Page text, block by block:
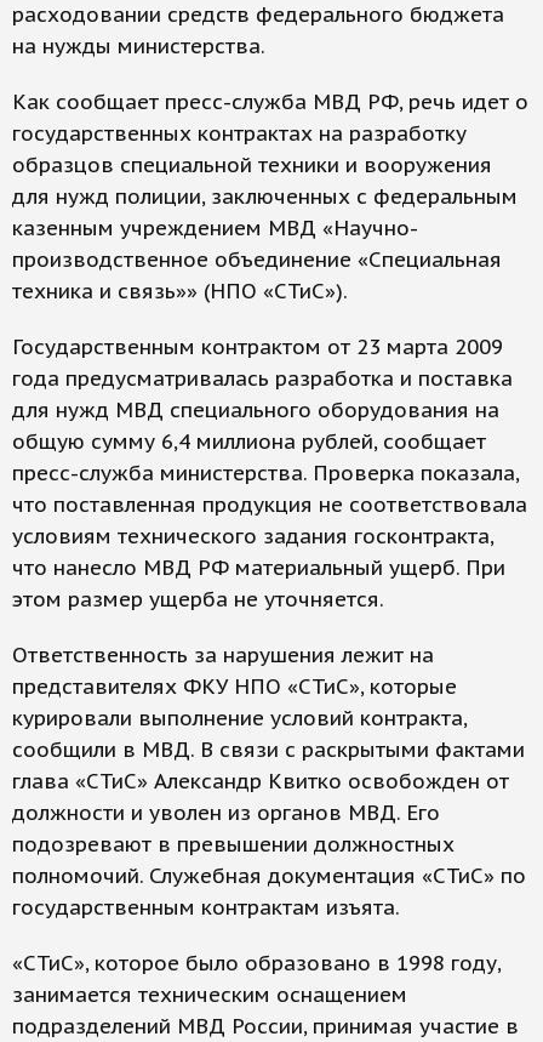
расходовании средств федерального бюджета
на нужды министерства.
Как сообщает пресс-служба МВД РФ, речь идет о
государственных контрактах на разработку
образцов специальной техники и вооружения
для нужд полиции, заключенных с федеральным
казенным учреждением МВД «Научно-
производственное объединение «Специальная
техника и связь»» (НПО «СТиС»).
Государственным контрактом от 23 марта 2009
года предусматривалась разработка и поставка
для нужд МВД специального оборудования на
общую сумму 6,4 миллиона рублей, сообщает
пресс-служба министерства. Проверка показала,
что поставленная продукция не соответствовала
условиям технического задания госконтракта,
что нанесло МВД РФ материальный ущерб. При
этом размер ущерба не уточняется.
Ответственность за нарушения лежит на
представителях ФКУ НПО «СТиС», которые
курировали выполнение условий контракта,
сообщили в МВД. В связи с раскрытыми фактами
глава «СТиС» Александр Квитко освобожден от
должности и уволен из органов МВД. Его
подозревают в превышении должностных
полномочий. Служебная документация «СТиС» по
государственным контрактам изъята.
«СТиС», которое было образовано в 1998 году,
занимается техническим оснащением
подразделений МВД России, принимая участие в